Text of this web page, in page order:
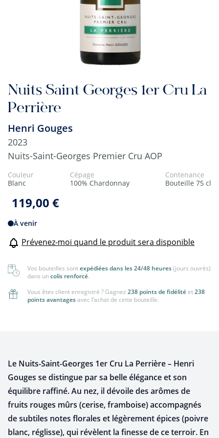
Nuits Saint Georges 1er Cru La
Perrière
Henri Gouges
2023
Nuits-Saint-Georges Premier Cru AOP
Couleur
Blanc
Cépage
100% Chardonnay
Contenance
Bouteille 75 cl
119,00 €
À venir
Prévenez-moi quand le produit sera disponible
Vos bouteilles sontexpédiées dans les 24/48 heures(jours ouvrés)
dans uncolis renforcé.
Vous êtes client enregistré ? Gagnez 238 points de fidélité et238
points avantagesavec l’achat de cette bouteille.
Le Nuits-Saint-Georges 1er Cru La Perrière – Henri
Gouges se distingue par sa belle élégance et son
équilibre raffiné. Au nez, il dévoile des arômes de
fruits rouges mûrs (cerise, framboise) accompagnés
de subtiles notes florales et légèrement épices (poivre
blanc, réglisse), qui révèlent la finesse de ce terroir. En